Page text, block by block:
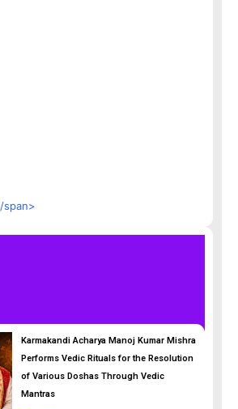
/span>
Karmakandi Acharya Manoj Kumar Mishra
Performs Vedic Rituals for the Resolution
of Various Doshas Through Vedic
Mantras